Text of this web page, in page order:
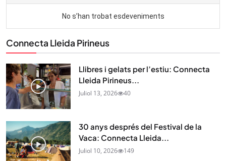
Connecta Lleida Pirineus
Llibres i gelats per l’estiu: Connecta
Lleida Pirineus...
Juliol 13, 2026 40
30 anys després del Festival de la
Vaca: Connecta Lleida...
Juliol 10, 2026 149